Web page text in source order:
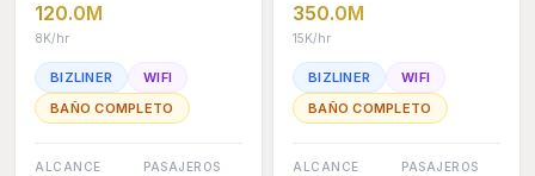
120.0M
8K/hr
BIZLINER
WIFI
BAÑO COMPLETO
ALCANCE PASAJEROS
350.0M
15K/hr
BIZLINER
WIFI
BAÑO COMPLETO
ALCANCE PASAJEROS